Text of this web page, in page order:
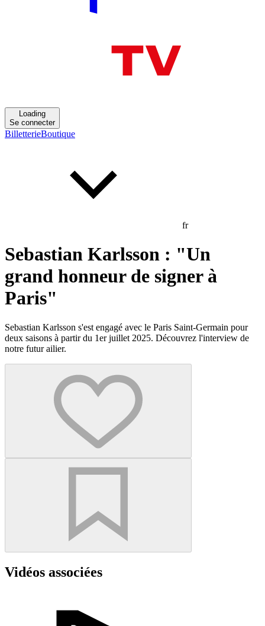
Loading
Se connecter
BilletterieBoutique
fr
Sebastian Karlsson : "Un
grand honneur de signer à
Paris"
Sebastian Karlsson s'est engagé avec le Paris Saint-Germain pour
deux saisons à partir du 1er juillet 2025. Découvrez l'interview de
notre futur ailier.
Vidéos associées